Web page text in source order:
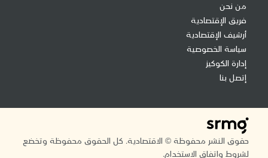
من نحن
فريق الإقتصادية
أرشيف الإقتصادية
سياسة الخصوصية
إدارة الكوكيز
إتصل بنا
حقوق النشر محفوظة © الاقتصادية. كل الحقوق محفوظة وتخضع
لشروط واتفاق الاستخدام.